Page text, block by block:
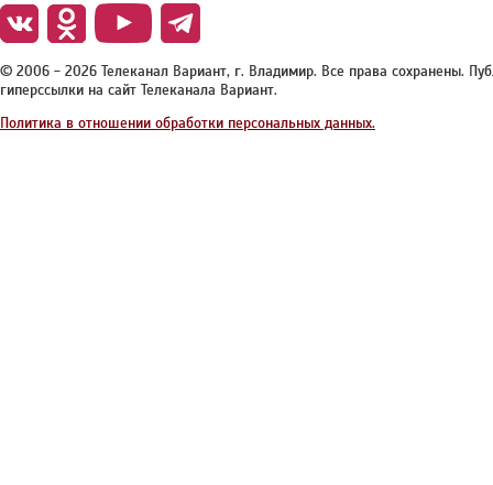
© 2006 - 2026 Телеканал Вариант, г. Владимир. Все права сохранены.
гиперссылки на сайт Телеканала Вариант.
Политика в отношении обработки персональных данных.